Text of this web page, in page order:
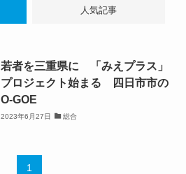
人気記事
若者を三重県に 「みえプラス」
プロジェクト始まる 四日市市の
O-GOE
2023年6月27日 総合
1